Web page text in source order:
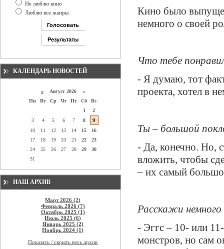
Не люблю кино
Люблю все жанры
КАЛЕНДАРЬ НОВОСТЕЙ
« Август 2026 »
Пн
Вт Ср Чт Пт Сб
Вс
1
2
3
4 5 6 7 8
9
10
11 12 13 14 15
16
17
18 19 20 21 22
23
24
25 26 27 28 29
30
31
НАШ АРХИВ
Март 2026 (2)
Февраль 2026 (7)
Октябрь 2025 (1)
Июль 2025 (6)
Январь 2025 (2)
Ноябрь 2024 (1)
Показать / скрыть весь архив
Кино было
немного о своей
Что тебе
- Я думаю, тот
проекта, хотел в
Ты – большой
- Да, конечно. Но,
вложить, чтобы
– их самый
Расскажи
- Эггс – 10- или
монстров, но сам